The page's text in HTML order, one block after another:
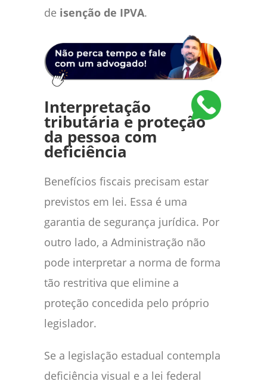
de isenção de IPVA.
Interpretação
tributária e proteção
da pessoa com
deficiência
Benefícios fiscais precisam estar
previstos em lei. Essa é uma
garantia de segurança jurídica. Por
outro lado, a Administração não
pode interpretar a norma de forma
tão restritiva que elimine a
proteção concedida pelo próprio
legislador.
Se a legislação estadual contempla
deficiência visual e a lei federal